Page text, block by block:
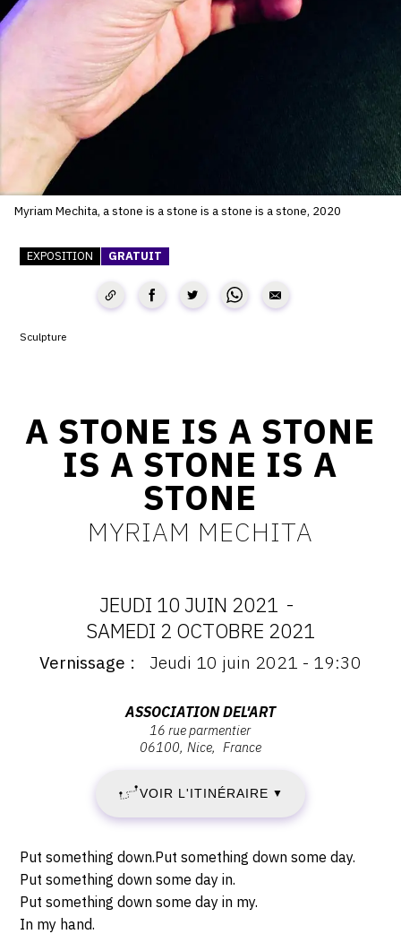
SERVICES
CRÉER SON CATALOGUE RAISONNÉ
ABONNEMENTS DÉDIÉS AUX GALERISTES
CRÉER SON SITE ARTISTE
CRÉER SON CATALOGUE D'EXPO
PUBLIER SES EXPOSITIONS
À PROPOS
CONTACT
CGU
CGV
INSTAGRAM
PINTEREST
Myriam Mechita, a stone is a stone is a stone is a stone, 2020
EXPOSITION GRATUIT
Sculpture
A STONE IS A STONE
IS A STONE IS A
STONE
MYRIAM MECHITA
DATES
:
JEUDI
10
JUIN
2021
-
SAMEDI
JEUDI 10 JUIN 2021 -
SAMEDI 2 OCTOBRE 2021
Vernissage
Vernissage Jeudi 10 juin 2021 - 19:30
Parmentier,
06100
Nice
ASSOCIATION DEL'ART
16 rue parmentier
06100 Nice France
VOIR L'ITINÉRAIRE ▼
Description,
horaires...
Put something down.Put something down some day.
Put something down some day in.
Put something down some day in my.
In my hand.